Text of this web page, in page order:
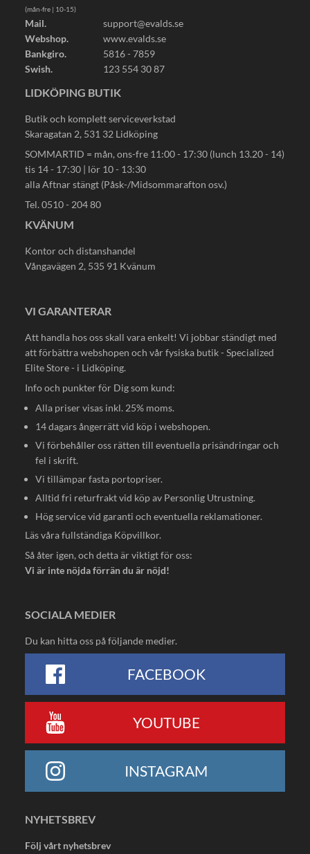
(mån-fre | 10-15)
Mail.
support@evalds.se
Webshop.
www.evalds.se
Bankgiro.
5816 - 7859
Swish.
123 554 30 87
LIDKÖPING BUTIK
Butik och komplett serviceverkstad
Skaragatan 2, 531 32 Lidköping
SOMMARTID = mån, ons-fre 11:00 - 17:30 (lunch 13.20 - 14)
tis 14 - 17:30 | lör 10 - 13:30
alla Aftnar stängt (Påsk-/Midsommarafton osv.)
Tel. 0510 - 204 80
KVÄNUM
Kontor och distanshandel
Vångavägen 2, 535 91 Kvänum
VI GARANTERAR
Att handla hos oss skall vara enkelt! Vi jobbar ständigt med
att förbättra webshopen och vår fysiska butik - Specialized
Elite Store - i Lidköping.
Info och punkter för Dig som kund:
Alla priser visas inkl. 25% moms.
14 dagars ångerrätt vid köp i webshopen.
Vi förbehåller oss rätten till eventuella prisändringar och
fel i skrift.
Vi tillämpar fasta portopriser.
Alltid fri returfrakt vid köp av Personlig Utrustning.
Hög service vid garanti och eventuella reklamationer.
Läs våra fullständiga Köpvillkor.
Så åter igen, och detta är viktigt för oss:
Vi är inte nöjda förrän du är nöjd!
SOCIALA MEDIER
Du kan hitta oss på följande medier.
FACEBOOK
YOUTUBE
INSTAGRAM
NYHETSBREV
Följ vårt nyhetsbrev